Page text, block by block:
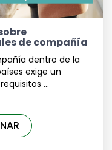
de compañía
dentro de la
exige un
...